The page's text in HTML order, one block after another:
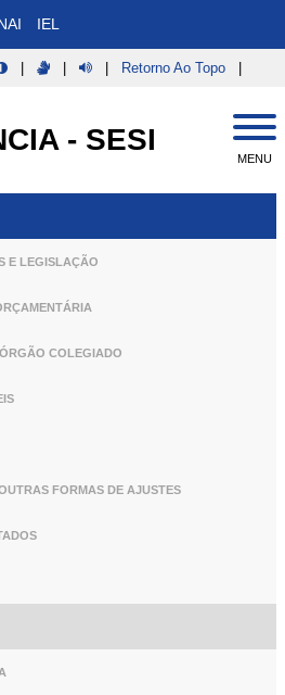
IEL
Retorno Ao Topo
- SESI
MENU
E LEGISLAÇÃO
COLEGIADO
FORMAS DE AJUSTES